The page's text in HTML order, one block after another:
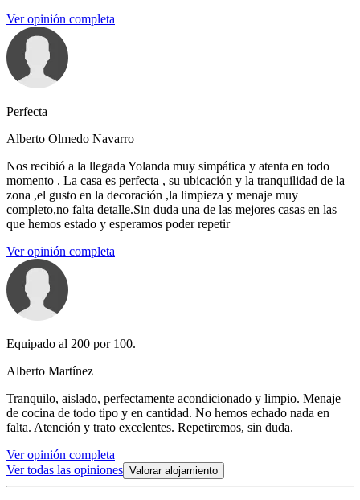
Ver opinión completa
Perfecta
Alberto Olmedo Navarro
Nos recibió a la llegada Yolanda muy simpática y atenta en todo
momento . La casa es perfecta , su ubicación y la tranquilidad de la
zona ,el gusto en la decoración ,la limpieza y menaje muy
completo,no falta detalle.Sin duda una de las mejores casas en las
que hemos estado y esperamos poder repetir
Ver opinión completa
Equipado al 200 por 100.
Alberto Martínez
Tranquilo, aislado, perfectamente acondicionado y limpio. Menaje
de cocina de todo tipo y en cantidad. No hemos echado nada en
falta. Atención y trato excelentes. Repetiremos, sin duda.
Ver opinión completa
Ver todas las opiniones Valorar alojamiento